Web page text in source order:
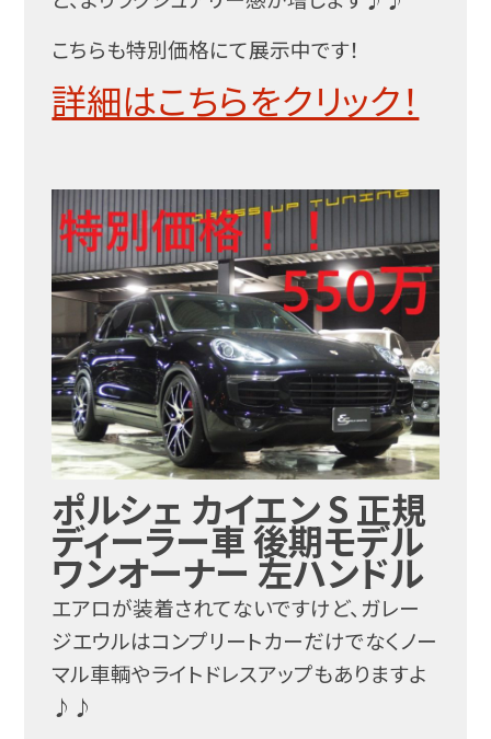
こちらも特別価格にて展示中です！
詳細はこちらをクリック！
ポルシェ カイエン S 正規
ディーラー車 後期モデル
ワンオーナー 左ハンドル
エアロが装着されてないですけど、ガレー
ジエウルはコンプリートカーだけでなくノー
マル車輌やライトドレスアップもありますよ
♪♪